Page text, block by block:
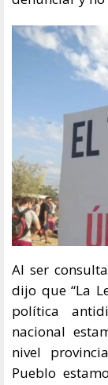
Al ser
dijo que “La
política
nacional
nivel
Pueblo